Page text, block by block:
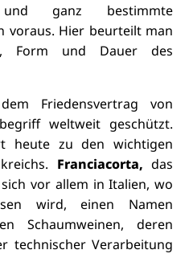
und ganz bestimmte
voraus. Hier beurteilt man
Form und Dauer des
Friedensvertrag von
weltweit geschützt.
heute zu den wichtigen
Franciacorta, das
vor allem in Italien, wo
wird, einen Namen
Schaumweinen, deren
technischer Verarbeitung